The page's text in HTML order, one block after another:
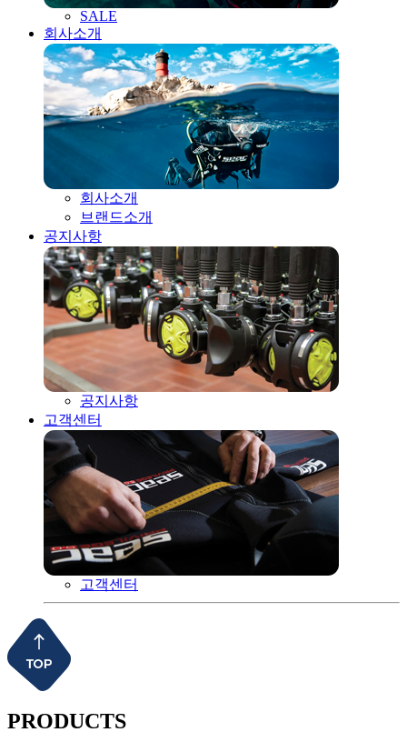
SALE
회사소개
회사소개
브랜드소개
공지사항
공지사항
고객센터
고객센터
PRODUCTS